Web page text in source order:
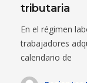
tributaria
En el régimen
trabajadores
calendario de